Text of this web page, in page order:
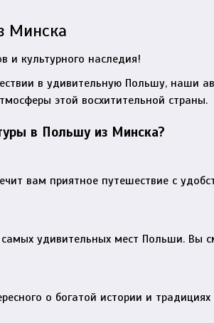
Минска
и культурного наследия!
в удивительную Польшу, наши
этой восхитительной страны.
в Польшу из Минска?
вам приятное путешествие с
удивительных мест Польши. Вы
о богатой истории и